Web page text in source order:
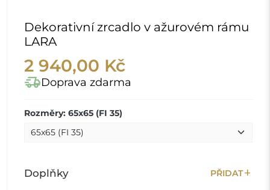
Dekorativní zrcadlo v ažurovém rámu
LARA
2 940,00 Kč
delivery_truck_speedDoprava zdarma
Rozměry: 65x65 (FI 35)
Doplňky PŘIDATadd